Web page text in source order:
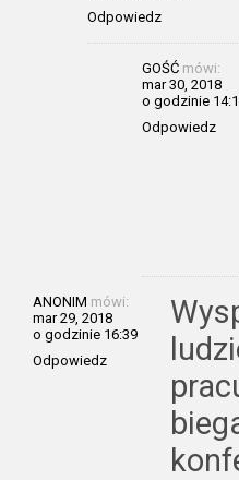
Odpowiedz
GOŚĆ mówi:
mar 30, 2018
o godzinie
Odpowiedz
ANONIM mówi:
mar 29, 2018
o godzinie 16:39
Odpowiedz